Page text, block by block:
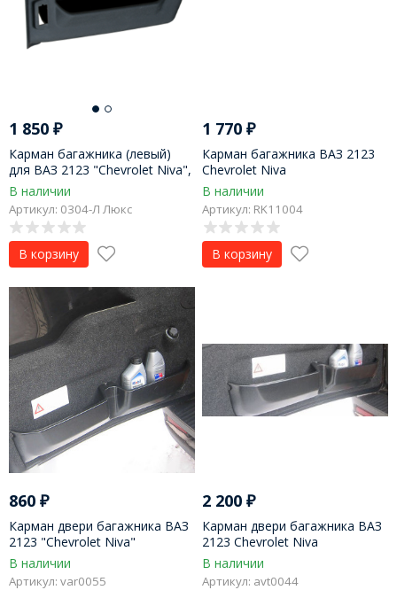
1 850 ₽
Карман багажника (левый)
для ВАЗ 2123 "Chevrolet Niva",
LADA Niva Travel
В наличии
Артикул: 0304-Л Люкс
В корзину
1 770₽
Карман багажника ВАЗ 2123
Chevrolet Niva
В наличии
Артикул: RK11004
В корзину
860 ₽
Карман двери багажника ВАЗ
2123 "Chevrolet Niva"
В наличии
Артикул: var0055
2 200₽
Карман двери багажника ВАЗ
2123 Chevrolet Niva
В наличии
Артикул: avt0044